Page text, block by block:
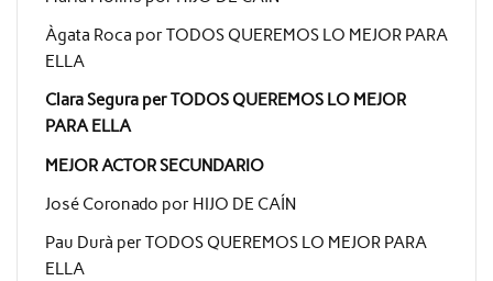
Àgata Roca por TODOS QUEREMOS LO MEJOR PARA
ELLA
Clara Segura per TODOS QUEREMOS LO MEJOR
PARA ELLA
MEJOR ACTOR SECUNDARIO
José Coronado por HIJO DE CAÍN
Pau Durà per TODOS QUEREMOS LO MEJOR PARA
ELLA